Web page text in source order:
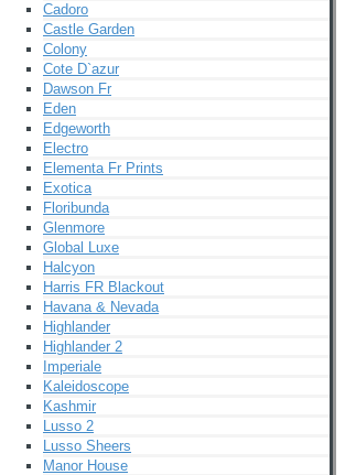
Cadoro
Castle Garden
Colony
Cote D`azur
Dawson Fr
Eden
Edgeworth
Electro
Elementa Fr Prints
Exotica
Floribunda
Glenmore
Global Luxe
Halcyon
Harris FR Blackout
Havana & Nevada
Highlander
Highlander 2
Imperiale
Kaleidoscope
Kashmir
Lusso 2
Lusso Sheers
Manor House